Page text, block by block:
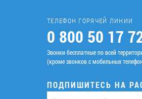
ТЕЛЕФОН ГОРЯЧЕЙ ЛИНИИ
0 800 50 17
Звонки бесплатные по всей
(кроме звонков с мобильных
ПОДПИШИТЕСЬ НА